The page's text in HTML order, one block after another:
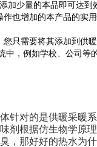
加少量的本品即可达
也增加的本产品的实
您只需要将其添加到
中，例如学校、公司
针对的是供暖采暖
剂根据仿生物学原
，那好好的热水为